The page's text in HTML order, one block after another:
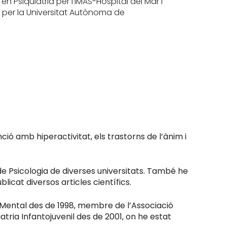
la Universitat Autònoma de
amb hiperactivitat, els trastorns de l’ànim i
de diverses universitats. També he
diversos articles científics.
des de 1998, membre de l’Associació
Infantojuvenil des de 2001, on he estat